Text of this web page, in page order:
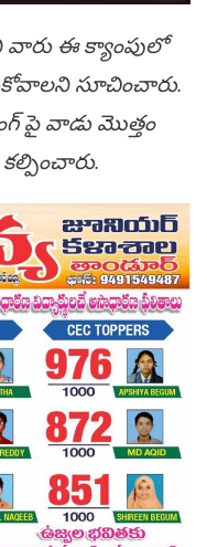
వారు ఈ క్యాంపులో
సూచించారు.
పై వాడు మొత్తం